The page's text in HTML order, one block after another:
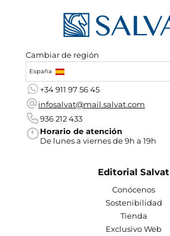
Cambiar de región
España
+34 911 97 56 45
infosalvat@mail.salvat.com
936 212 433
Horario de atención
De lunes a viernes de 9h a 19h
Editorial Salvat
Conócenos
Sostenibilidad
Tienda
Exclusivo Web